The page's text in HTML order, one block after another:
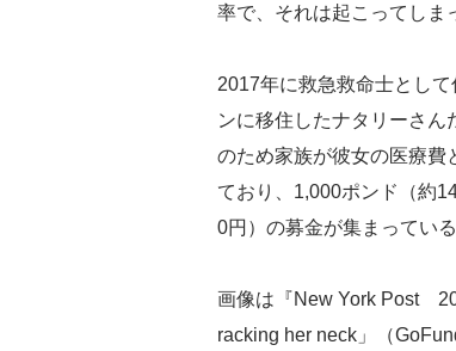
率で、それは起こってしま
2017年に救急救命士とし
ンに移住したナタリーさ
のため家族が彼女の医療費
ており、1,000ポンド（約
0円）の募金が集まっている
画像は『New York Post
racking her neck」（